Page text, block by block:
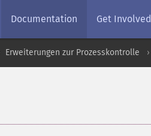
Documentation Get Involved
Erweiterungen zur Prozesskontrolle